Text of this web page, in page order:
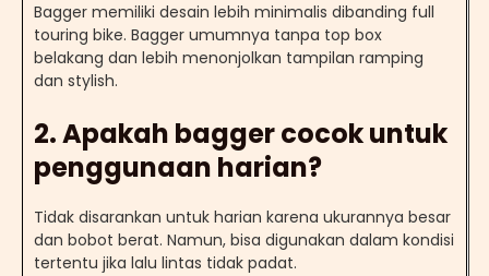
Bagger memiliki desain lebih minimalis dibanding full
touring bike. Bagger umumnya tanpa top box
belakang dan lebih menonjolkan tampilan ramping
dan stylish.
2. Apakah bagger cocok untuk
penggunaan harian?
Tidak disarankan untuk harian karena ukurannya besar
dan bobot berat. Namun, bisa digunakan dalam kondisi
tertentu jika lalu lintas tidak padat.